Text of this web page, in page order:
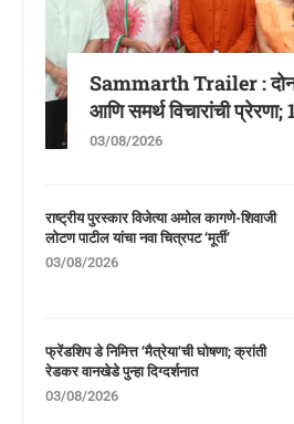
Sammarth Trailer : दोन
आणि समर्थ विचारांची
03/08/2026
राष्ट्रीय पुरस्कार विजेत्या अमोल कागणे-शिवाजी
लोटण पाटील यांचा नवा चित्रपट ‘मूर्ती’
03/08/2026
फ्रेंडशिप डे निमित्त ‘मैत्रेया’ची घोषणा; क्रांती
रेडकर वानखेडे पुन्हा दिग्दर्शनात
03/08/2026